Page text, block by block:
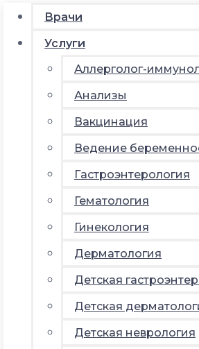
Врачи
Услуги
Аллерголог-
Анализы
Вакцинация
Ведение
Гастроэнтерология
Гематология
Гинекология
Дерматология
Детская
Детская
Детская неврология